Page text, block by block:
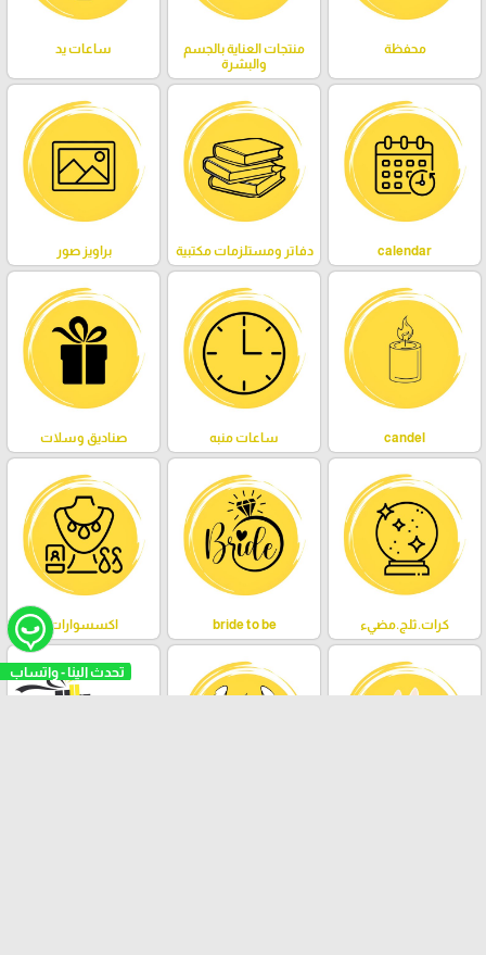
محفظة
منتجات العناية بالجسم
والبشرة
ساعات يد
calendar دفاتر ومستلزمات مكتبية براويز صور
candel ساعات منبه صناديق وسلات
كرات.ثلج.مضيء bride to be اكسسوارات